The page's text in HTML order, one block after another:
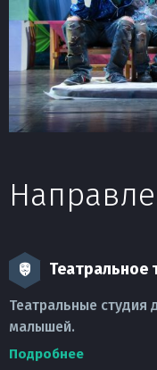
Театральное
Театральные
малышей.
Подробнее